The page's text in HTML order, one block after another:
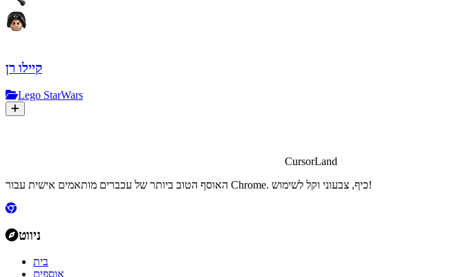
קיילו רן
Lego StarWars
CursorLand
האוסף הטוב ביותר של עכברים מותאמים אישית עבור Chrome. כיף, צבעוני וקל לשימוש!
ניווט
בית
אוספים